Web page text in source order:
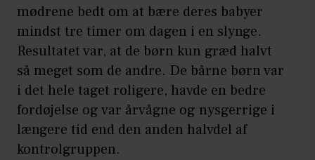
mødrene bedt om at bære deres babyer
mindst tre timer om dagen i en slynge.
Resultatet var, at de børn kun græd halvt
så meget som de andre. De bårne børn var
i det hele taget roligere, havde en bedre
fordøjelse og var årvågne og nysgerrige i
længere tid end den anden halvdel af
kontrolgruppen.